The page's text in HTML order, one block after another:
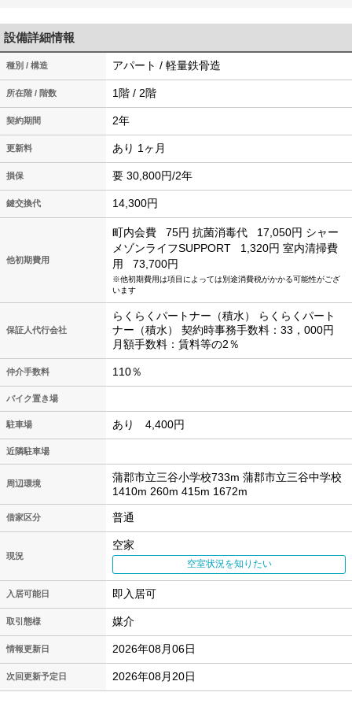
設備詳細情報
種別 / 構造 アパート / 軽量鉄骨造
所在階 / 階数 1階 / 2階
契約期間 2年
更新料 あり 1ヶ月
損保 要 30,800円/2年
鍵交換代 14,300円
他初期費用
町内会費 75円 抗菌消毒代 17,050円 シャー
メゾンライフSUPPORT
1,320円 室内清掃費
用
73,700円
※他初期費用は項目によっては別途消費税がかかる可能性がござ
います
保証人代行会社
らくらくパートナー（積水） らくらくパート
ナー（積水） 契約時事務手数料：33，000円
月額手数料：賃料等の2％
仲介手数料 110％
バイク置き場
駐車場 あり 4,400円
近隣駐車場
周辺環境
蒲郡市立三谷小学校733m 蒲郡市立三谷中学校
1410m 260m 415m 1672m
借家区分 普通
現況
空家
空室状況を知りたい
入居可能日 即入居可
取引態様 媒介
情報更新日 2026年08月06日
次回更新予定日 2026年08月20日